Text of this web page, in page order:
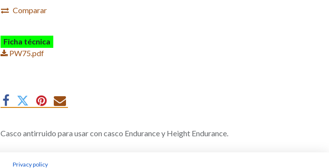
Comparar
Ficha técnica
PW75.pdf
Casco antirruido para usar con casco Endurance y Height Endurance.
Marca Portwest
Privacy policy